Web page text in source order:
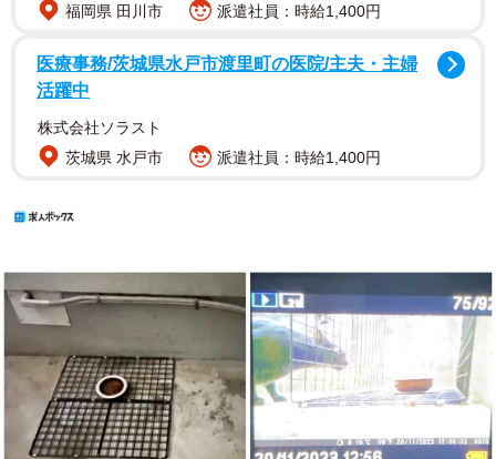
福岡県 田川市
派遣社員：時給1,400円
医療事務/茨城県水戸市渡里町の医院/主夫・主婦
活躍中
株式会社ソラスト
茨城県 水戸市
派遣社員：時給1,400円